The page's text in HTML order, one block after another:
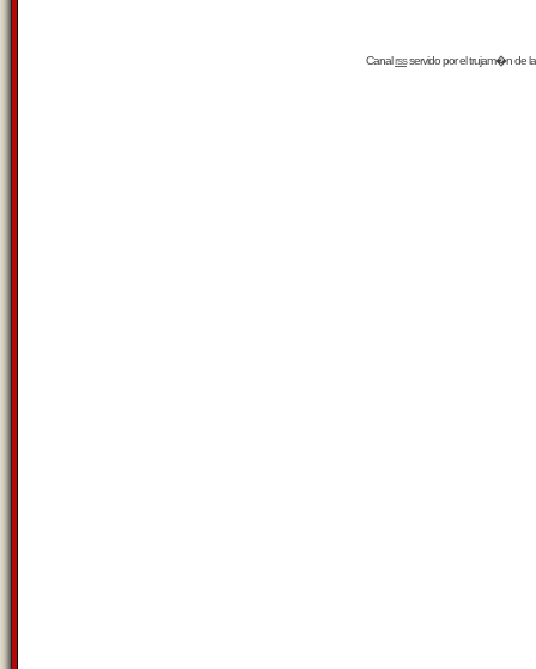
Canalrssservido por eltrujam�nde